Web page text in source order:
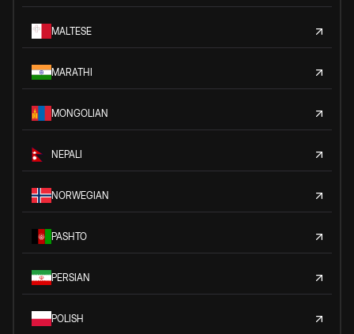
MALTESE
MARATHI
MONGOLIAN
NEPALI
NORWEGIAN
PASHTO
PERSIAN
POLISH